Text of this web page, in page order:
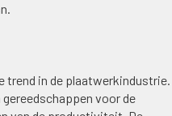
trend in de plaatwerkindustrie.
voor de